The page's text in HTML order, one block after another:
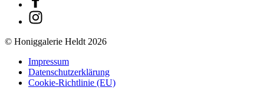
© Honiggalerie Heldt 2026
Impressum
Datenschutzerklärung
Cookie-Richtlinie (EU)